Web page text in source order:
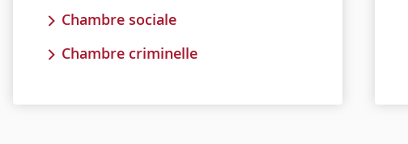
Chambre sociale
Chambre criminelle